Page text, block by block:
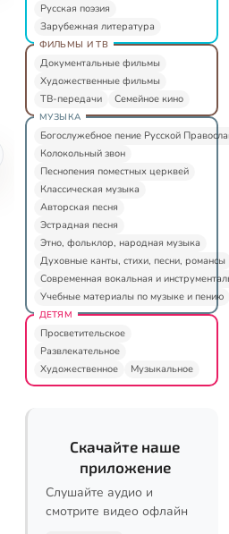
Русская поэзия
Зарубежная литература
ФИЛЬМЫ И ТВ
Документальные фильмы
Художественные фильмы
ТВ-передачи
Семейное кино
МУЗЫКА
Богослужебное пение Русской
Колокольный звон
Песнопения поместных церквей
Классическая музыка
Авторская песня
Эстрадная песня
Этно, фольклор, народная музыка
Духовные канты, стихи, песни, романсы
Современная вокальная и
Учебные материалы по музыке и пению
ДЕТЯМ
Просветительское
Развлекательное
Художественное
Музыкальное
Скачайте наше
приложение
Слушайте аудио и
смотрите видео офлайн